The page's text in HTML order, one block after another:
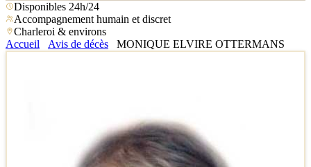
Disponibles 24h/24
Accompagnement humain et discret
Charleroi & environs
Accueil
Avis de décès MONIQUE ELVIRE OTTERMANS